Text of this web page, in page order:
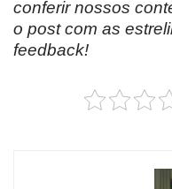
conferir nossos
o post com as
feedback!